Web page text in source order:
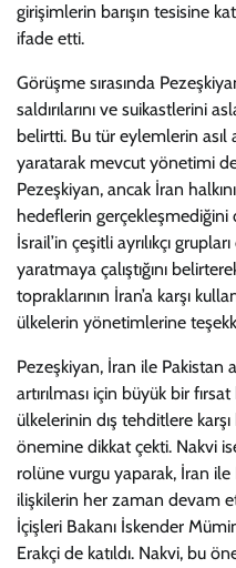
girişimlerin barışın tesisine
ifade etti.
Görüşme sırasında
saldırılarını ve suikastlerini
belirtti. Bu tür eylemlerin asıl
yaratarak mevcut yönetimi
Pezeşkiyan, ancak İran
hedeflerin gerçekleşmediğini
İsrail’in çeşitli ayrılıkçı
yaratmaya çalıştığını
topraklarının İran’a karşı
ülkelerin yönetimlerine
Pezeşkiyan, İran ile Pakistan
artırılması için büyük bir
ülkelerinin dış tehditlere
önemine dikkat çekti. Nakvi
rolüne vurgu yaparak, İran ile
ilişkilerin her zaman devam
İçişleri Bakanı İskender
Erakçi de katıldı. Nakvi, bu